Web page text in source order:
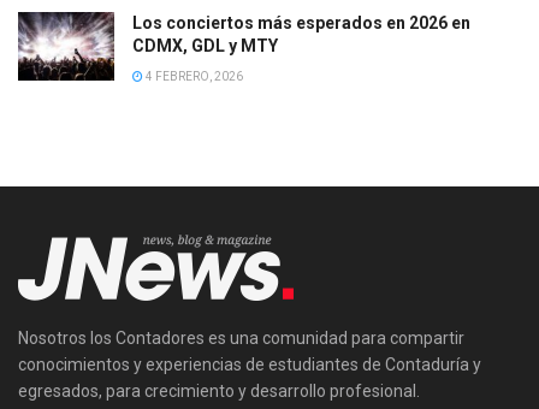
Los conciertos más esperados en 2026 en
CDMX, GDL y MTY
4 FEBRERO, 2026
Nosotros los Contadores es una comunidad para compartir
conocimientos y experiencias de estudiantes de Contaduría y
egresados, para crecimiento y desarrollo profesional.